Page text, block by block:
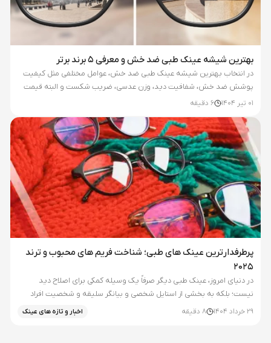
بهترین شیشه عینک طبی ضد خش و معرفی 5 برند برتر
در انتخاب بهترین شیشه عینک طبی ضد خش، عوامل مختلفی مثل کیفیت
پوشش ضد خش، شفافیت دید، وزن عدسی، ضریب شکست و البته قیمت
نقش تعیین کننده دارند. برندهای معتبر جهانی با استفاده از فناوری های
01 تیر 1404 6 دقیقه
پرطرفدارترین عینک های طبی؛ شناخت فریم های محبوب و ترند
2025
در دنیای امروز، عینک طبی دیگر صرفاً یک وسیله کمکی برای اصلاح دید
نیست؛ بلکه به بخشی از استایل شخصی و بیانگر سلیقه و شخصیت افراد
تبدیل شده است. از مدل های مینیمال فلزی گرفته تا فریم های ضخیم و...
29 خرداد 1404 8 دقیقه اخبار و تازه های عینک